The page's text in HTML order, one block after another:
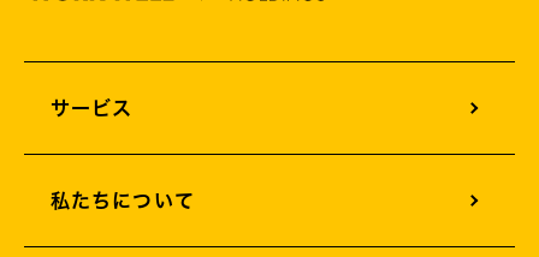
サービス
オフィスグリーンエネルギー
私たちについて